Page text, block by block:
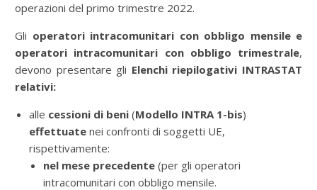
operazioni del primo trimestre 2022.
Gli operatori intracomunitari con obbligo mensile e
operatori intracomunitari con obbligo trimestrale,
devono presentare gli Elenchi riepilogativi INTRASTAT
relativi:
alle cessioni di beni (Modello INTRA 1-bis)
effettuate nei confronti di soggetti UE,
rispettivamente:
nel mese precedente (per gli operatori
intracomunitari con obbligo mensile.